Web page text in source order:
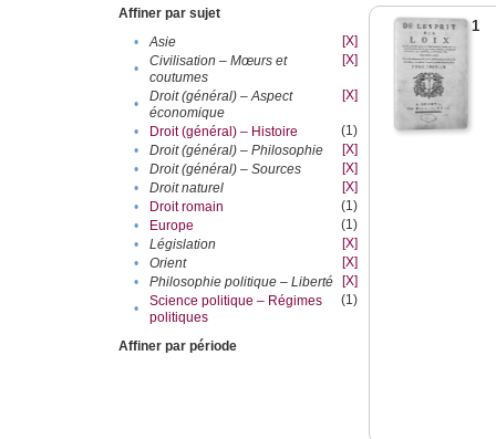
Affiner par sujet
•
Asie
[X]
•
Civilisation – Mœurs et
coutumes
[X]
•
Droit (général) – Aspect
économique
[X]
• Droit (général) – Histoire
(1)
•
Droit (général) – Philosophie
[X]
•
Droit (général) – Sources
[X]
•
Droit naturel
[X]
•
Droit romain
(1)
•
Europe
(1)
•
Législation
[X]
•
Orient
[X]
•
Philosophie politique – Liberté
[X]
•
Science politique – Régimes
politiques
(1)
Affiner par période
1